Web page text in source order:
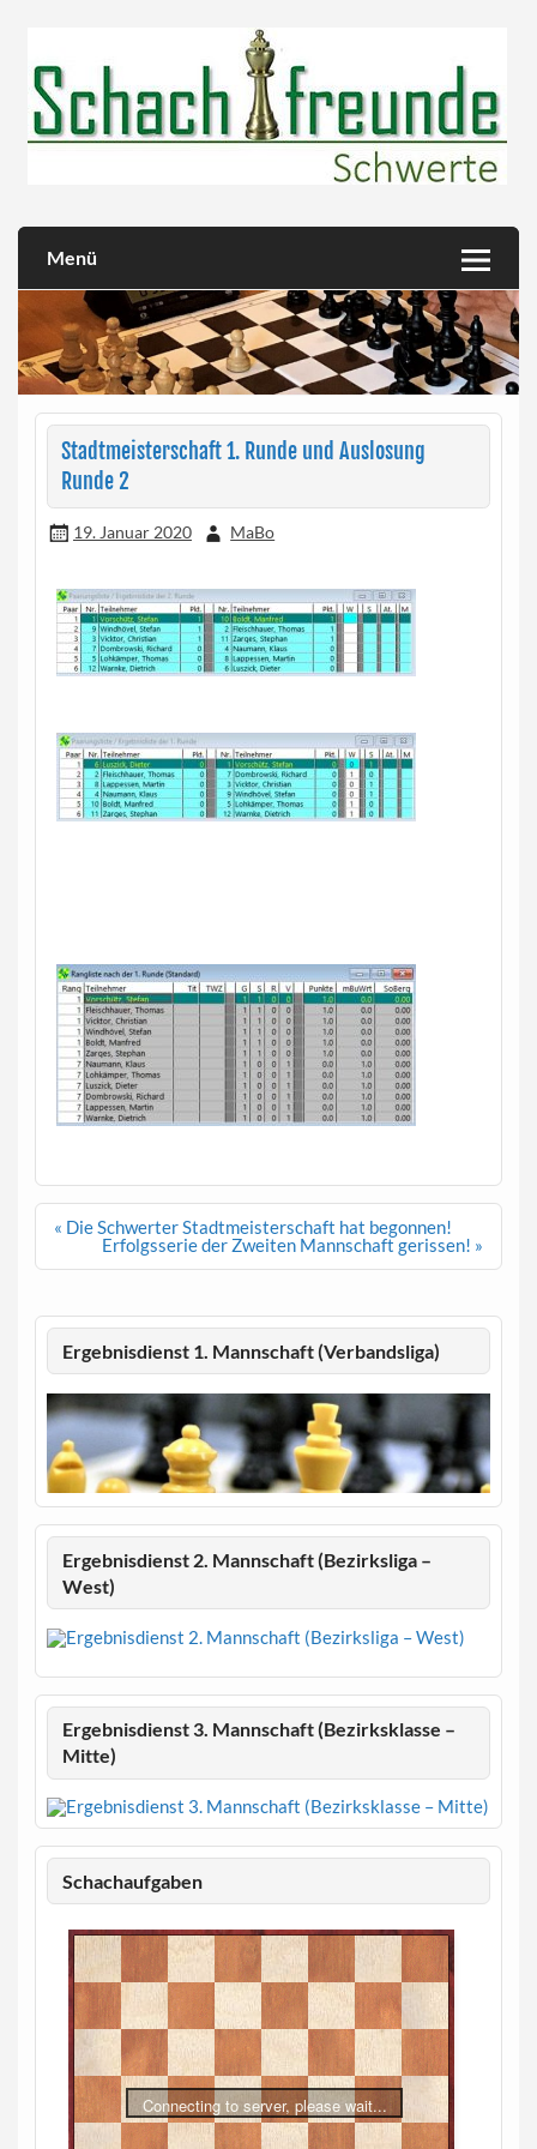
Menü
Stadtmeisterschaft 1. Runde und Auslosung
Runde 2
19. Januar 2020 MaBo
Beitragsnavigation
« Die Schwerter Stadtmeisterschaft hat begonnen!
Erfolgsserie der Zweiten Mannschaft gerissen! »
Ergebnisdienst 1. Mannschaft (Verbandsliga)
Ergebnisdienst 2. Mannschaft (Bezirksliga –
West)
Ergebnisdienst 3. Mannschaft (Bezirksklasse –
Mitte)
Schachaufgaben